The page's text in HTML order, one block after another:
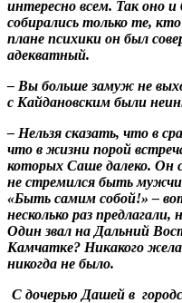
интересно всем. Так оно и
собирались только те,
плане психики он был
адекватный.
– Вы больше замуж не
с Кайдановским были
– Нельзя сказать, что в
что в жизни порой
которых Саше далеко. Он
не стремился быть
«Быть самим собой!» –
несколько раз предлагали,
Один звал на Дальний
Камчатке? Никакого
никогда не было.
С дочерью Дашей в